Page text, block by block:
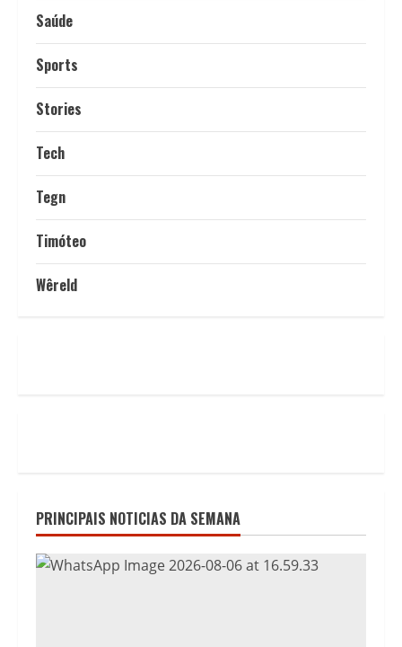
Saúde
Sports
Stories
Tech
Tegn
Timóteo
Wêreld
PRINCIPAIS NOTICIAS DA SEMANA